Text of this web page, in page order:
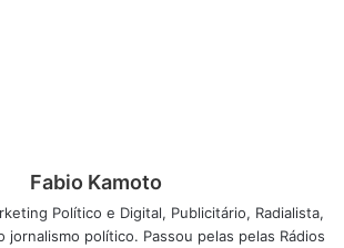
Fabio Kamoto
Político e Digital, Publicitário, Radialista,
jornalismo político. Passou pelas pelas Rádios